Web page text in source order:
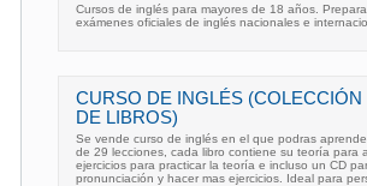
Cursos de inglés para mayores de 18 años.
exámenes oficiales de inglés nacionales e
CURSO DE INGLÉS (COLECCIÓN
DE LIBROS)
Se vende curso de inglés en el que podras
de 29 lecciones, cada libro contiene su teoría para
ejercicios para practicar la teoría e incluso un CD
pronunciación y hacer mas ejercicios. Ideal para